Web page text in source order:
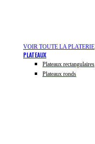
VOIR TOUTE LA PLATERIE
PLATEAUX
Plateaux rectangulaires
Plateaux ronds